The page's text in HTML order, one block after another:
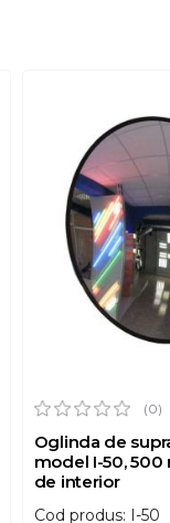
(0)
Oglinda de
model I-50, 500
de interior
Cod produs: I-50